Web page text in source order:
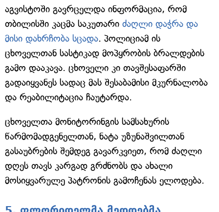
აგვისტოში გავრცელდა ინფორმაცია, რომ
თბილისში კაცმა საკუთარი ძაღლი დაჭრა და
მისი დახრჩობა სცადა. პოლიციამ ის
ცხოველთან სასტიკად მოპყრობის ბრალდების
გამო დააკავა. ცხოველი კი თავშესაფარში
გადაიყვანეს სადაც მას შესაბამისი მკურნალობა
და რეაბილიტაცია ჩაუტარდა.
ცხოველთა მონიტორინგის სამსახურის
წარმომადგენელთან, ნატა უზუნაშვილთან
გასაუბრების შემდეგ გავარკვიეთ, რომ ძაღლი
დღეს თავს კარგად გრძნობს და ახალი
მოსიყვარულე პატრონის გამოჩენას ელოდება.